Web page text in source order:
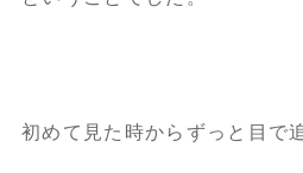
初めて見た時からずっと目で